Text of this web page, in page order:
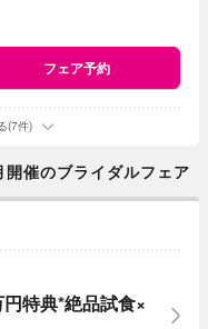
フェア予約
(7件)
催のブライダルフェア
円特典*絶品試食×